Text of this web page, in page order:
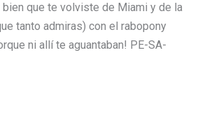
que te volviste de Miami y de la
tanto admiras) con el rabopony
ni allí te aguantaban! PE-SA-